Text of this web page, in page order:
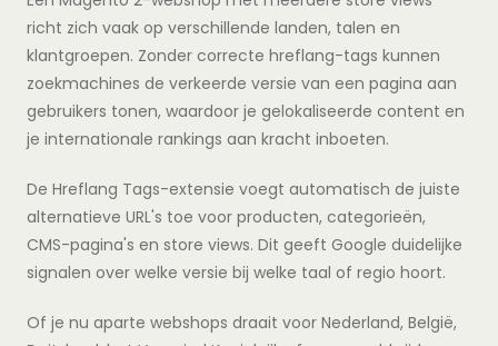
richt zich vaak op verschillende landen, talen en
klantgroepen. Zonder correcte hreflang-tags kunnen
zoekmachines de verkeerde versie van een pagina aan
gebruikers tonen, waardoor je gelokaliseerde content en
je internationale rankings aan kracht inboeten.
De Hreflang Tags-extensie voegt automatisch de juiste
alternatieve URL's toe voor producten, categorieën,
CMS-pagina's en store views. Dit geeft Google duidelijke
signalen over welke versie bij welke taal of regio hoort.
Of je nu aparte webshops draait voor Nederland, België,